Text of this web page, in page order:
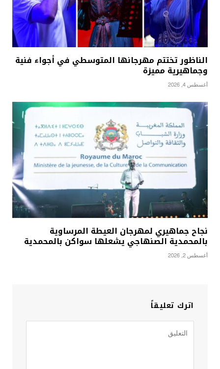
الناظور تختتم مهرجانها المتوسطي في أجواء فنية
وجماهيرية مميزة
أغسطس 4, 2026
نجاح جماهيري لمهرجان العيطة المرساوية
بالمحمدية الصنهاجي يشعلها سواكن بالمحمدية
أغسطس 2, 2026
اترك تعليقاً